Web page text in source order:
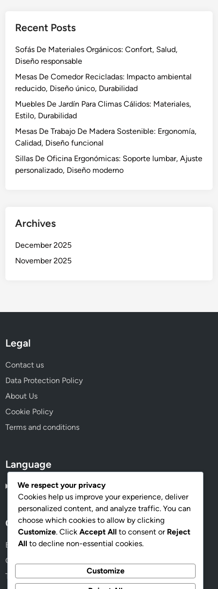
Recent Posts
Sofás De Materiales Orgánicos: Confort, Salud,
Diseño responsable
Mesas De Comedor Recicladas: Impacto ambiental
reducido, Diseño único, Durabilidad
Muebles De Jardín Para Climas Cálidos: Materiales,
Estilo, Durabilidad
Mesas De Trabajo De Madera Sostenible: Ergonomía,
Calidad, Diseño funcional
Sillas De Oficina Ergonómicas: Soporte lumbar, Ajuste
personalizado, Diseño moderno
Archives
December 2025
November 2025
Legal
Contact us
Data Protection Policy
About Us
Cookie Policy
Terms and conditions
Language
Spanish▾
Categories
Beneficios de elegir muebles sostenibles
Cómo elegir muebles para tu hogar
Tipos de muebles para cada habitación
We respect your privacy
Cookies help us improve your experience, deliver
personalized content, and analyze traffic. You can
choose which cookies to allow by clicking
Customize. Click Accept All to consent or Reject
All to decline non-essential cookies.
Customize